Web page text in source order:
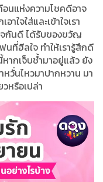
นแห่งความโชคดีอาจ
ใจใส่และเข้าใจเรา
จกันดี ได้รับของขวัญ
ที่ฮีลใจ ทำให้เรารู้สึกดี
ากเจ็บช้ำมาอยู่แล้ว ยัง
หวั่นไหวมาปากหวาน มา
วหรือเปล่า